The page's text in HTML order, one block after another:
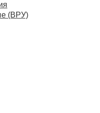
(ВРУ)